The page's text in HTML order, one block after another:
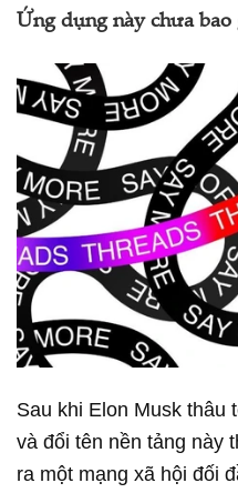
Ứng dụng này chưa
Sau khi Elon Musk thâu
và đổi tên nền tảng này
ra một mạng xã hội đối